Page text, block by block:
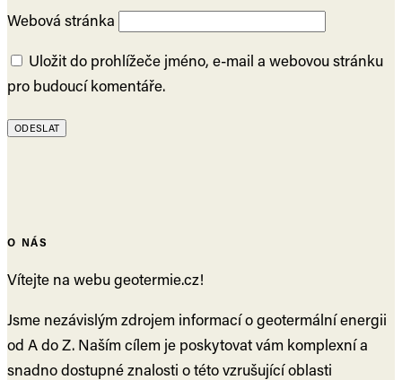
Webová stránka
Uložit do prohlížeče jméno, e-mail a webovou stránku
pro budoucí komentáře.
O NÁS
Vítejte na webu geotermie.cz!
Jsme nezávislým zdrojem informací o geotermální energii
od A do Z. Naším cílem je poskytovat vám komplexní a
snadno dostupné znalosti o této vzrušující oblasti